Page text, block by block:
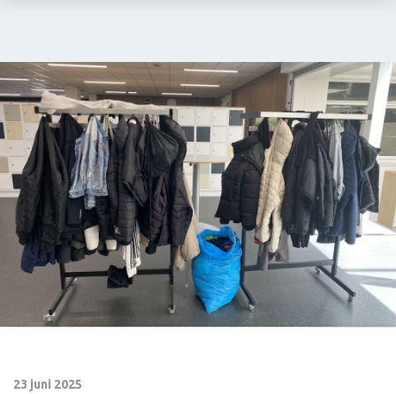
23 juni 2025